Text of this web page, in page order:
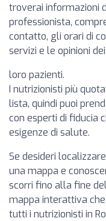
troverai informazioni
professionista,
contatto, gli orari di
servizi e le opinioni dei
loro pazienti.
I nutrizionisti più
lista, quindi puoi
con esperti di fiducia
esigenze di salute.
Se desideri
una mappa e
scorri fino alla fine
mappa interattiva
tutti i nutrizionisti in